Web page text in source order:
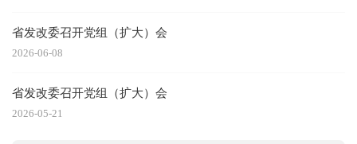
要求，坚持“人民至上、生命至上”，牢固树立底线思
维、极限思维，绷紧防台救灾这根弦，把保障人民群众
省发改委召开党组（扩大）会
2026-06-08
省发改委召开党组（扩大）会
2026-05-21